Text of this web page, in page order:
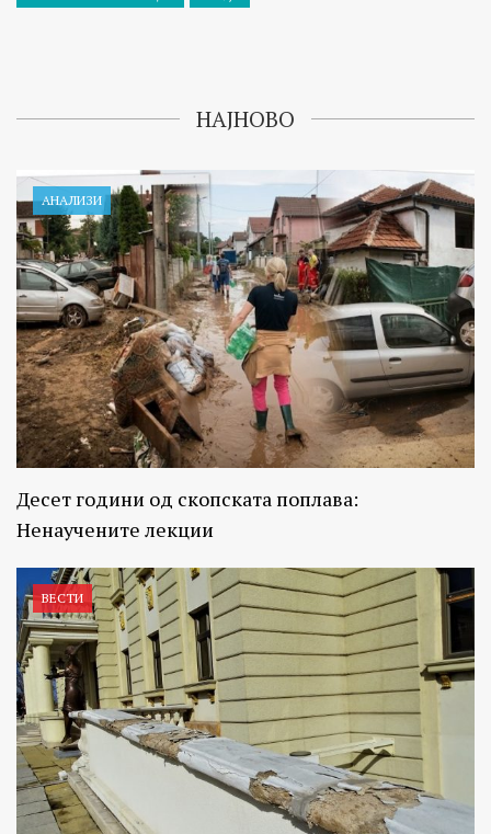
НАЈНОВО
АНАЛИЗИ
Десет години од скопската поплава:
Ненаучените лекции
ВЕСТИ